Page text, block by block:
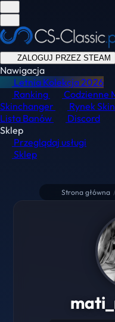
ZALOGUJ PRZEZ STEAM
Nawigacja
Letnia Kolekcja2026
Ranking
Codzienne
Skinchanger
Rynek
Lista Banów
Discord
Sklep
Przeglądaj usługi
Sklep
Strona główna /